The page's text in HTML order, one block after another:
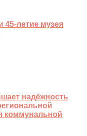
45-летие музея
надёжность
коммунальной